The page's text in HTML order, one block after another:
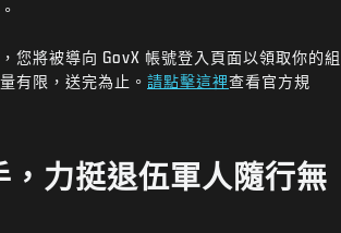
您將被導向 GovX 帳號登入頁面以領取你的組
有限，送完為止。 請點擊這裡查看官方規
，力挺退伍軍人隨行無